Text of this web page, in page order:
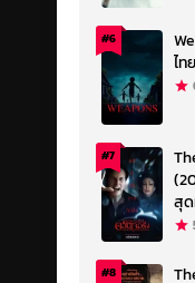
#6
ไท
#7
สุด
#8